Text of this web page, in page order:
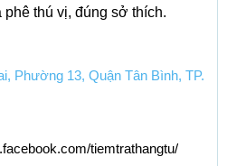
phê thú vị, đúng sở thích.
Phường 13, Quận Tân Bình, TP.
tiemtrathangtu/